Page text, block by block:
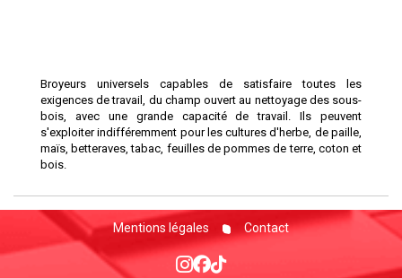
Broyeurs universels capables de satisfaire toutes les
exigences de travail, du champ ouvert au nettoyage des sous-
bois, avec une grande capacité de travail. Ils peuvent
s'exploiter indifféremment pour les cultures d'herbe, de paille,
maïs, betteraves, tabac, feuilles de pommes de terre, coton et
bois.
Mentions légales Contact